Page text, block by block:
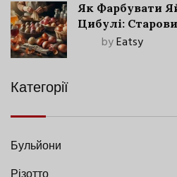
Як Фарбувати
Цибулі:
Сучасними
byEatsy
Категорії
Бульйони